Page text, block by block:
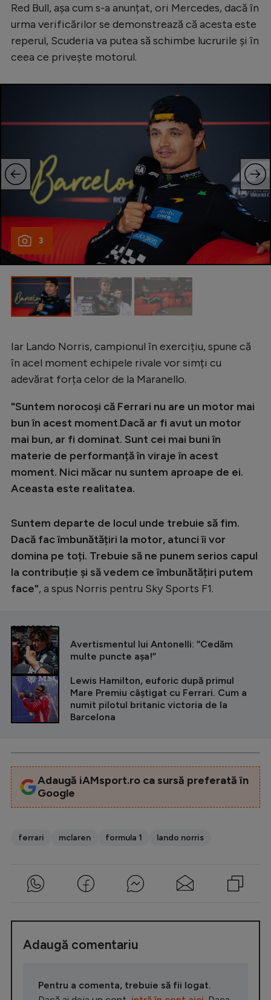
Rugby
Ciclism
Alte sporturi
JO 2024
Intră în cont
Creează cont
Red Bull, așa cum s-a anunțat, ori Mercedes, dacă în
urma verificărilor se demonstrează că acesta este
reperul, Scuderia va putea să schimbe lucrurile și în
ceea ce privește motorul.
3
Iar Lando Norris, campionul în exercițiu, spune că
în acel moment echipele rivale vor simți cu
adevărat forța celor de la Maranello.
"Suntem norocoși că Ferrari nu are un motor mai
bun în acest moment.Dacă ar fi avut un motor
mai bun, ar fi dominat. Sunt cei mai buni în
materie de performanță în viraje în acest
moment. Nici măcar nu suntem aproape de ei.
Aceasta este realitatea.
Suntem departe de locul unde trebuie să fim.
Dacă fac îmbunătățiri la motor, atunci îi vor
domina pe toți. Trebuie să ne punem serios capul
la contribuție și să vedem ce îmbunătățiri putem
face", a spus Norris pentru Sky Sports F1.
CITEȘTE ȘI
Avertismentul lui Antonelli: ”Cedăm
multe puncte așa!”
Lewis Hamilton, euforic după primul
Mare Premiu câștigat cu Ferrari. Cum a
numit pilotul britanic victoria de la
Barcelona
Adaugă iAMsport.ro ca sursă preferată în
Google
ferrari mclaren formula 1 lando norris
Adaugă comentariu
Pentru a comenta, trebuie să fii logat.